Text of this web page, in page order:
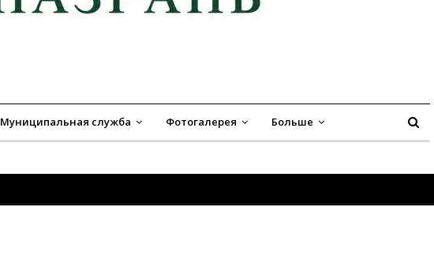
Муниципальная служба Фотогалерея Больше